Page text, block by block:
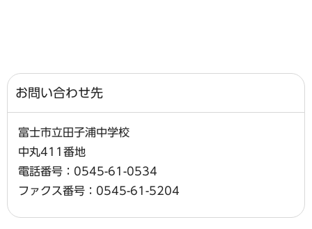
お問い合わせ先
富士市立田子浦中学校
中丸411番地
電話番号：0545-61-0534
ファクス番号：0545-61-5204